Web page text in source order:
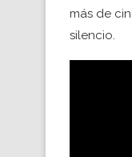
más de
silencio.